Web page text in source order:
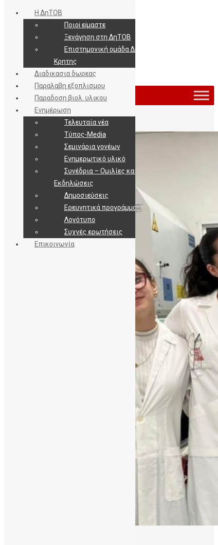
Εισοδος / Εγγραφη
Η ΔηΤΟΒ
Ποιοi εiμαστε
Ξενάγηση στη ΔηΤΟΒ
Επιστημονική ομάδα ΔηΤΟΒ
Κρητης
Διαδικασια δωρεας
Παραλαβη εξοπλισμου
Παραδοση βιολ. υλικου
Ενημέρωση
Τελευταία νέα
Τύπος-Media
Σεμινάρια γονέων
Ενημερωτικό υλικό
Συνέδρια – Ομιλίες και
Εκδηλώσεις
Δημοσιεύσεις
Ερευνητικά προγράμματα
Λογότυπο
Συχνές ερωτήσεις
Επικοινωνία